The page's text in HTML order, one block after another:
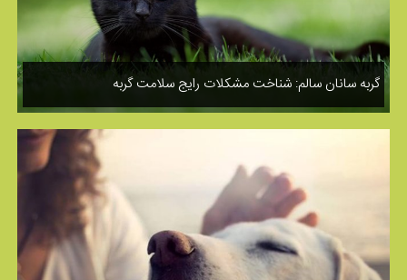
گربه سانان سالم: شناخت مشکلات رایج سلامت گربه